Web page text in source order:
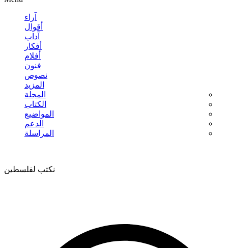
آراء
أقوال
آداب
أفكار
أفلام
فنون
نصوص
المزيد
المجلة
الكتاب
المواضيع
الدعم
المراسلة
نكتب لفلسطين